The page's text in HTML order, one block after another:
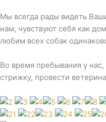
Мы всегда рады видеть
нам, чувствуют себя как
любим всех собак
Во время пребывания у
стрижку, провести